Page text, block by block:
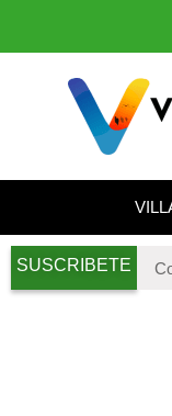
SUSCRIBETE